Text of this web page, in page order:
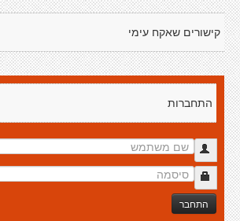
קישורים שאקח עימי
התחברות
התחבר